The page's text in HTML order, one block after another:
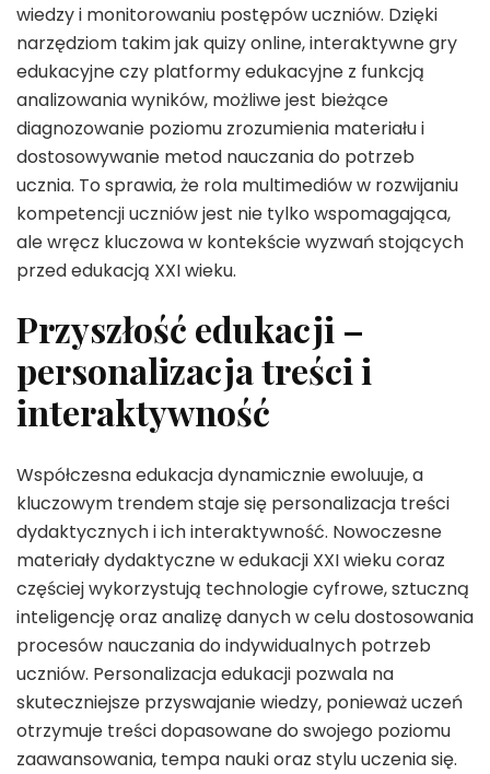
wiedzy i monitorowaniu postępów uczniów. Dzięki
narzędziom takim jak quizy online, interaktywne gry
edukacyjne czy platformy edukacyjne z funkcją
analizowania wyników, możliwe jest bieżące
diagnozowanie poziomu zrozumienia materiału i
dostosowywanie metod nauczania do potrzeb
ucznia. To sprawia, że rola multimediów w rozwijaniu
kompetencji uczniów jest nie tylko wspomagająca,
ale wręcz kluczowa w kontekście wyzwań stojących
przed edukacją XXI wieku.
Przyszłość edukacji –
personalizacja treści i
interaktywność
Współczesna edukacja dynamicznie ewoluuje, a
kluczowym trendem staje się personalizacja treści
dydaktycznych i ich interaktywność. Nowoczesne
materiały dydaktyczne w edukacji XXI wieku coraz
częściej wykorzystują technologie cyfrowe, sztuczną
inteligencję oraz analizę danych w celu dostosowania
procesów nauczania do indywidualnych potrzeb
uczniów. Personalizacja edukacji pozwala na
skuteczniejsze przyswajanie wiedzy, ponieważ uczeń
otrzymuje treści dopasowane do swojego poziomu
zaawansowania, tempa nauki oraz stylu uczenia się.